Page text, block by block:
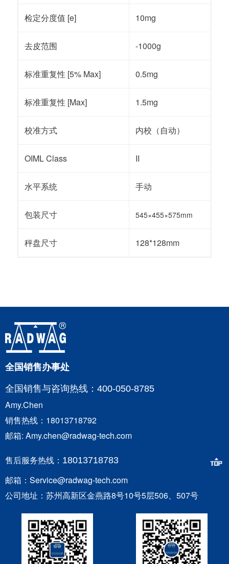
检定分度值 [e] 10mg
去皮范围 -1000g
标准重复性 [5% Max] 0.5mg
标准重复性 [Max] 1.5mg
校准方式 内校（自动）
OIML Class II
水平系统 手动
包装尺寸 545×455×575mm
秤盘尺寸 128*128mm
全国销售办事处
全国销售与咨询热线：400-050-8785
Amy.Chen
销售热线：18013718792
邮箱: Amy.chen@radwag-tech.com
售后服务热线： 18013718783
邮箱：Service@radwag-tech.com
公司地址：苏州高新区金燕路8号10号5层506、507号